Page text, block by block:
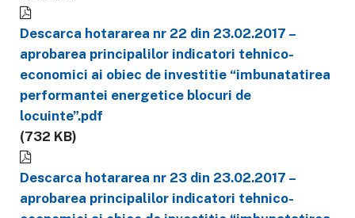
Descarca hotararea nr 22 din 23.02.2017 –
aprobarea principalilor indicatori tehnico-
economici ai obiec de investitie “imbunatatirea
performantei energetice blocuri de
locuinte”.pdf
(732 KB)
Descarca hotararea nr 23 din 23.02.2017 –
aprobarea principalilor indicatori tehnico-